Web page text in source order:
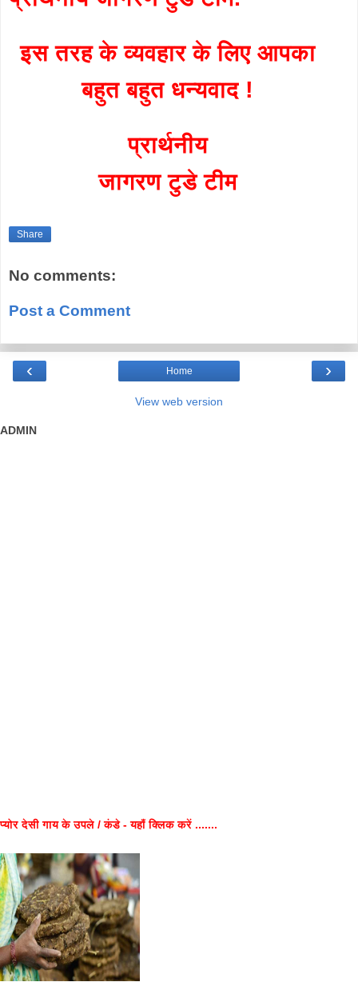
इस तरह के व्यवहार के लिए आपका
बहुत बहुत धन्यवाद !
प्रार्थनीय
जागरण टुडे टीम
Share
No comments:
Post a Comment
‹ ›
Home
View web version
ADMIN
प्योर देसी गाय के उपले / कंडे - यहाँ क्लिक करें .......